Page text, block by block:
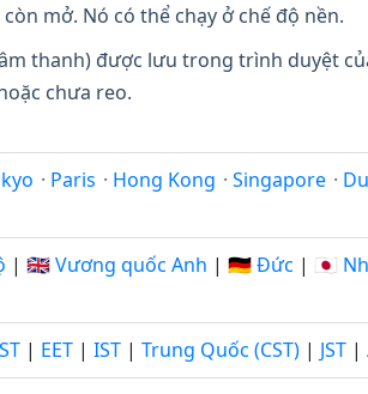
mở. Nó có thể chạy ở chế độ nền.
thanh) được lưu trong trình duyệt
chưa reo.
· Paris · Hong Kong · Singapore ·
| 🇬🇧 Vương quốc Anh | 🇩🇪 Đức | 🇯🇵
| EET | IST | Trung Quốc (CST) | JST |